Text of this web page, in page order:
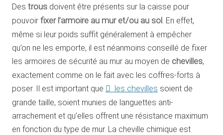
Des trous doivent être présents sur la caisse pour
pouvoir fixer l’armoire au mur et/ou au sol . En effet,
même si leur poids suffit généralement à empêcher
qu’on ne les emporte, il est néanmoins conseillé de fixer
les armoires de sécurité au mur au moyen de chevilles,
exactement comme on le fait avec les coffres-forts à
poser. Il est important que
les chevilles soient de
grande taille, soient munies de languettes anti-
arrachement et qu’elles offrent une résistance maximum
en fonction du type de mur. La cheville chimique est